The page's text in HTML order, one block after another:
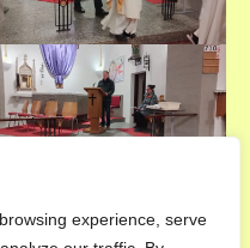
experience, serve